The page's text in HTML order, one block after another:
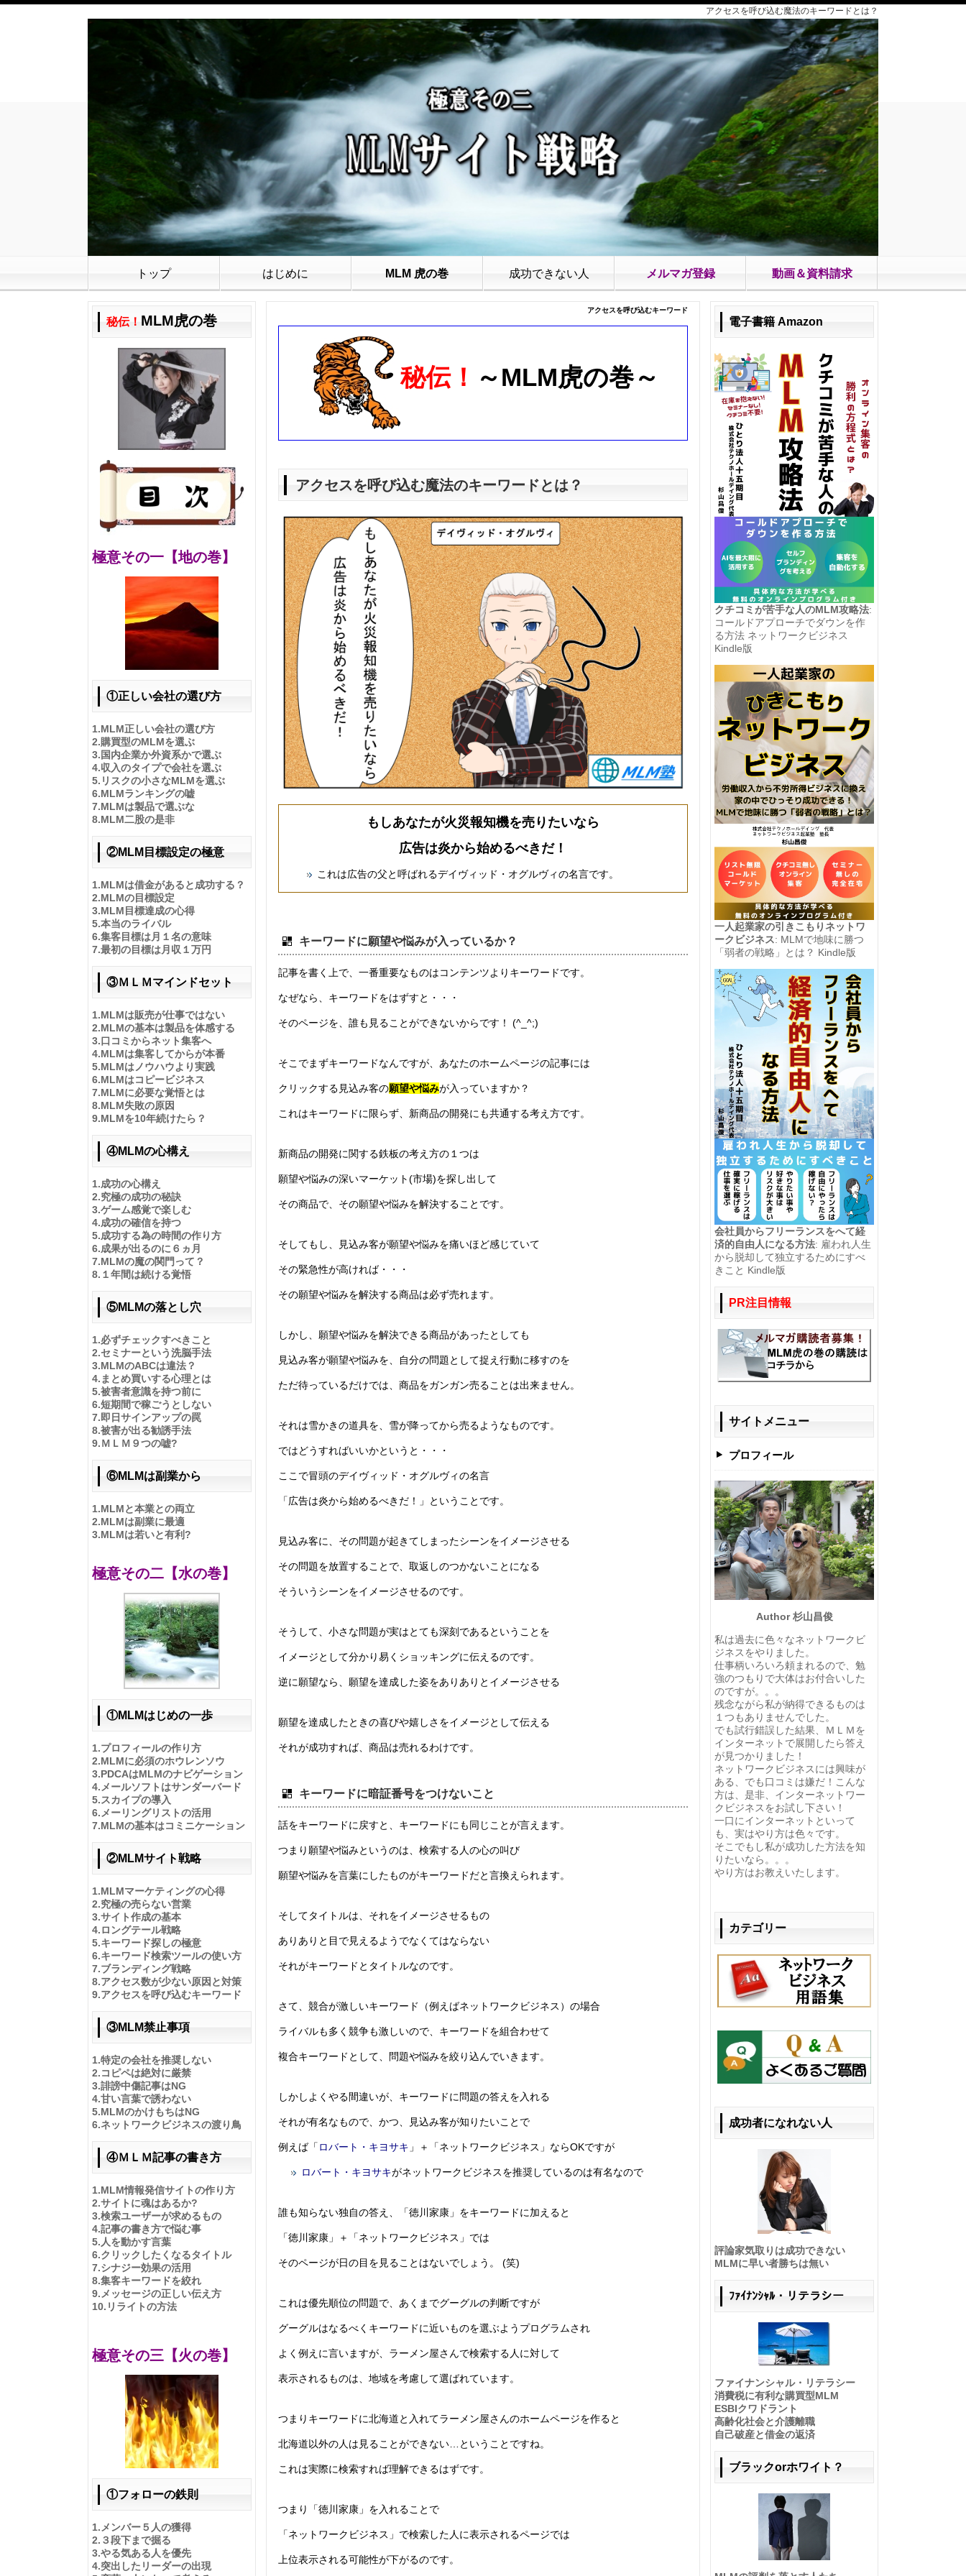
アクセスを呼び込む魔法のキーワードとは？
トップ はじめに MLM 虎の巻 成功できない人 メルマガ登録 動画＆資料請求
アクセスを呼び込むキーワード
秘伝！ ～MLM虎の巻～
アクセスを呼び込む魔法のキーワードとは？
もしあなたが火災報知機を売りたいなら
広告は炎から始めるべきだ！
これは広告の父と呼ばれるデイヴィッド・オグルヴィの名言です。
キーワードに願望や悩みが入っているか？
記事を書く上で、一番重要なものはコンテンツよりキーワードです。
なぜなら、キーワードをはずすと・・・
そのページを、誰も見ることができないからです！ (^_^;)
そこでまずキーワードなんですが、あなたのホームページの記事には
クリックする見込み客の願望や悩みが入っていますか？
これはキーワードに限らず、新商品の開発にも共通する考え方です。
新商品の開発に関する鉄板の考え方の１つは
願望や悩みの深いマーケット(市場)を探し出して
その商品で、その願望や悩みを解決することです。
そしてもし、見込み客が願望や悩みを痛いほど感じていて
その緊急性が高ければ・・・
その願望や悩みを解決する商品は必ず売れます。
しかし、願望や悩みを解決できる商品があったとしても
見込み客が願望や悩みを、自分の問題として捉え行動に移すのを
ただ待っているだけでは、商品をガンガン売ることは出来ません。
それは雪かきの道具を、雪が降ってから売るようなものです。
ではどうすればいいかというと・・・
ここで冒頭のデイヴィッド・オグルヴィの名言
「広告は炎から始めるべきだ！」ということです。
見込み客に、その問題が起きてしまったシーンをイメージさせる
その問題を放置することで、取返しのつかないことになる
そういうシーンをイメージさせるのです。
そうして、小さな問題が実はとても深刻であるということを
イメージとして分かり易くショッキングに伝えるのです。
逆に願望なら、願望を達成した姿をありありとイメージさせる
願望を達成したときの喜びや嬉しさをイメージとして伝える
それが成功すれば、商品は売れるわけです。
キーワードに暗証番号をつけないこと
話をキーワードに戻すと、キーワードにも同じことが言えます。
つまり願望や悩みというのは、検索する人の心の叫び
願望や悩みを言葉にしたものがキーワードだと言換えられます。
そしてタイトルは、それをイメージさせるもの
ありありと目で見えるようでなくてはならない
それがキーワードとタイトルなのです。
さて、競合が激しいキーワード（例えばネットワークビジネス）の場合
ライバルも多く競争も激しいので、キーワードを組合わせて
複合キーワードとして、問題や悩みを絞り込んでいきます。
しかしよくやる間違いが、キーワードに問題の答えを入れる
それが有名なもので、かつ、見込み客が知りたいことで
例えば「ロバート・キヨサキ 」＋「ネットワークビジネス」ならOKですが
ロバート・キヨサキがネットワークビジネスを推奨しているのは有名なので
誰も知らない独自の答え、「徳川家康」をキーワードに加えると
「徳川家康」＋「ネットワークビジネス」では
そのページが日の目を見ることはないでしょう。 (笑)
これは優先順位の問題で、あくまでグーグルの判断ですが
グーグルはなるべくキーワードに近いものを選ぶようプログラムされ
よく例えに言いますが、ラーメン屋さんで検索する人に対して
表示されるものは、地域を考慮して選ばれています。
つまりキーワードに北海道と入れてラーメン屋さんのホームページを作ると
北海道以外の人は見ることができない…ということですね。
これは実際に検索すれば理解できるはずです。
つまり「徳川家康」を入れることで
「ネットワークビジネス」で検索した人に表示されるページでは
上位表示される可能性が下がるのです。
秘伝！ MLM虎の巻
極意その一【地の巻】
①正しい会社の選び方
1.MLM正しい会社の選び方
2.購買型のMLMを選ぶ
3.国内企業か外資系かで選ぶ
4.収入のタイプで会社を選ぶ
5. リスクの小さなMLMを選ぶ
6.MLMランキングの嘘
7.MLMは製品で選ぶな
8.MLM二股の是非
②MLM目標設定の極意
1.MLMは借金があると成功する？
2.MLMの目標設定
3.MLM目標達成の心得
5.本当のライバル
6.集客目標は月１名の意味
7.最初の目標は月収１万円
③ＭＬＭマインドセット
1.MLMは販売が仕事ではない
2.MLMの基本は製品を体感する
3.口コミからネット集客へ
4.MLMは集客してからが本番
5.MLMはノウハウより実践
6.MLMはコピービジネス
7.MLMに必要な覚悟とは
8.MLM失敗の原因
9.MLMを10年続けたら？
④MLMの心構え
1.成功の心構え
2.究極の成功の秘訣
3.ゲーム感覚で楽しむ
4.成功の確信を持つ
5.成功する為の時間の作り方
6.成果が出るのに６ヵ月
7.MLMの魔の関門って？
8. １年間は続ける覚悟
⑤MLMの落とし穴
1.必ずチェックすべきこと
2.セミナーという洗脳手法
3.MLMのABCは違法？
4. まとめ買いする心理とは
5.被害者意識を持つ前に
6.短期間で稼ごうとしない
7.即日サインアップの罠
8.被害が出る勧誘手法
9.ＭＬＭ９つの嘘?
⑥MLMは副業から
1.MLMと本業との両立
2.MLMは副業に最適
3.MLMは若いと有利?
極意その二【水の巻】
①MLMはじめの一歩
1.プロフィールの作り方
2.MLMに必須のホウレンソウ
3.PDCAはMLMのナビゲーション
4. メールソフトはサンダーバード
5.スカイプの導入
6. メーリングリストの活用
7.MLMの基本はコミニケーション
②MLMサイト戦略
1.MLMマーケティングの心得
2.究極の売らない営業
3.サイト作成の基本
4.ロングテール戦略
5.キーワード探しの極意
6.キーワード検索ツールの使い方
7.ブランディング戦略
8.アクセス数が少ない原因と対策
9.アクセスを呼び込むキーワード
③MLM禁止事項
1.特定の会社を推奨しない
2.コピペは絶対に厳禁
3.誹謗中傷記事はNG
4.甘い言葉で誘わない
5.MLMのかけもちはNG
6.ネットワークビジネスの渡り鳥
④ＭＬＭ記事の書き方
1.MLM情報発信サイトの作り方
2.サイトに魂はあるか?
3.検索ユーザーが求めるもの
4.記事の書き方で悩む事
5. 人を動かす言葉
6.クリックしたくなるタイトル
7.シナジー効果の活用
8.集客キーワードを絞れ
9. メッセージの正しい伝え方
10. リライトの方法
極意その三【火の巻】
①フォローの鉄則
1. メンバー５人の獲得
2. ３段下まで掘る
3.やる気ある人を優先
4.突出したリーダーの出現
電子書籍 Amazon
クチコミが苦手な人のMLM攻略法:
コールドアプローチでダウンを作
る方法 ネットワークビジネス
Kindle版
一人起業家の引きこもりネットワ
ークビジネス: MLMで地味に勝つ
「弱者の戦略」とは？ Kindle版
会社員からフリーランスをへて経
済的自由人になる方法: 雇われ人生
から脱却して独立するためにすべ
きこと Kindle版
PR注目情報
サイトメニュー
プロフィール
Author 杉山昌俊
私は過去に色々なネットワークビ
ジネスをやりました。
仕事柄いろいろ頼まれるので、勉
強のつもりで大体はお付合いした
のですが。。。
残念ながら私が納得できるものは
１つもありませんでした。
でも試行錯誤した結果、ＭＬＭを
インターネットで展開したら答え
が見つかりました！
ネットワークビジネスには興味が
ある、でも口コミは嫌だ！こんな
方は、是非、インターネットワー
クビジネスをお試し下さい！
一口にインターネットといって
も、実はやり方は色々です。
そこでもし私が成功した方法を知
りたいなら。。。
やり方はお教えいたします。
カテゴリー
成功者になれない人
評論家気取りは成功できない
MLMに早い者勝ちは無い
ﾌｧｲﾅﾝｼｬﾙ・リテラシー
ファイナンシャル・リテラシー
消費税に有利な購買型MLM
ESBIクワドラント
高齢化社会と介護離職
自己破産と借金の返済
ブラックorホワイト？